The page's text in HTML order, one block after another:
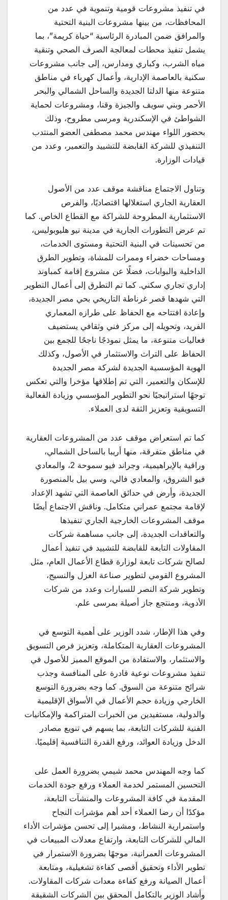
في تنفيذ مشروعات قومية وتنموية في عدد من
المحافظات، من بينها مشروعات البنية التحتية
والمرافق ضمن المبادرة الرئاسية “حياة كريمة”، بما
يشمل تنفيذ محطات لمعالجة الصرف الصحي وتنقية
مياه الشرب، وكباري ومدارس، إلى جانب مشروعات
سكنية بالعاصمة الإدارية، وأعمال كهرباء في مناطق
متنوعة منها الدلتا الجديدة والساحل الشمالي والبحر
الأحمر وبني سويف والجيزة وقنا، ومشروعات لحماية
الشواطئ في الإسكندرية ومرسى مطروح، وذلك
بحضور اللواء مهندس محمد مصطفى العضو المنتدب
التنفيذي للشركة القابضة للتشييد والتعمير، وعدد من
قيادات الوزارة.
وتناول الاجتماع مناقشة موقف عدد من الأصول
العقارية الجاري استغلالها اقتصاديًا، والفرص
الاستثمارية المطروحة للشراكة مع القطاع الخاص. كما
تم عرض التطورات الجارية في مدينة نيو هليوبوليس،
من تحسينات في البنية التحتية ومستوى الخدمات،
ومساحات خضراء وممرات للمشاة، وتطوير الطرق
الداخلية والبوابات، فضلًا عن مشروع إقامة كمباوند
إداري تجاري سكني. كما تم التطرق إلى أعمال التطوير
التي شهدها قصر غرناطة التاريخي بحي مصر الجديدة،
وإعادة افتتاحه مع الحفاظ على طرازه المعماري
الفريد، وتحويله إلى مركز فني وثقافي يستضيف
فعاليات متنوعة، ما يمثل نموذجًا ناجحًا للجمع بين
الحفاظ على التراث والاستثمار في الأصول، وكذلك
الهوية المؤسسية الجديدة لشركة مصر الجديدة
للإسكان والتعمير، التي تم إطلاقها مؤخرا والتي تعكس
توجهًا استراتيجيًا نحو التطوير المؤسسي وزيادة الفعالية
التسويقية وتعزيز الثقة لدى العملاء.
كما تم استعراض موقف عدد من المشروعات العقارية
في مناطق متفرقة، منها أريبا بالساحل الشمالي،
وراقية بالإبراهيمية، وجراند فيو سموحة 2، والمعادي
فيو الشروق، والمعادي فالي، وسي بيل بالمنصورة
الجديدة، وأرض في حدائق العاصمة التي تشهد الإعداد
لإقامة مجتمع عمراني متكامل. وناقش الاجتماع أيضًا
موقف المشروعات الخارجية الجاري تنفيذها
والتعاقدات الجديدة، إلى جانب مساهمة شركات
المقاولات التابعة للقابضة للتشييد في تنفيذ أعمال
لصالح شركات تابعة لوزارة قطاع الأعمال العام، مثل
المشروع القومي لتطوير صناعة الغزل والنسيج،
وتطوير شركة النصر للسيارات وعدد من شركات
الأدوية، ومنتجع جاز أصيلة بمرسى علم.
وفي هذا الإطار، شدد الوزير على أهمية التوسع في
المشروعات العقارية المتكاملة، وتعزيز فرص التسويق
والاستثمار، والاستفادة من الموقع المميز للأصول في
تنفيذ مشروعات نوعية قادرة على المنافسة وجذب
شرائح متنوعة من السوق. كما وجه بضرورة التوسع
الخارجي وزيادة حجم الأعمال في الأسواق الإقليمية
والدولية، مستفيدين من الخبرات المتراكمة والإمكانيات
الفنية للشركات التابعة، بما يسهم في تنويع مصادر
الدخل وزيادة العوائد، ورفع القدرة التنافسية إقليميًا.
كما وجه المهندس محمد شيمي بضرورة العمل على
التحسين المستمر لخدمة العملاء ورفع جودة الخدمات
المقدمة في كافة المشروعات والمنشآت التابعة،
مؤكدًا أن رضا العملاء أحد أهم مؤشرات النجاح
واستمرارية النشاط، ومشيرا إلى تحسن مؤشرات الأداء
المالي للشركات التابعة، وارتفاع معدلات المبيعات في
المشروعات العمرانية، موجهًا بضرورة الاستمرار في
تطوير الأداء وتحقيق أقصى كفاءة تشغيلية، ومتابعة
أعمال الصيانة ورفع كفاءة معدات شركات المقاولات.
وأشاد الوزير بالتكامل المحقق بين الشركات الشقيقة